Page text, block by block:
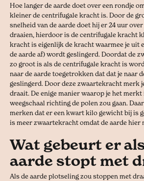
Hoe langer de aarde doet over een rondje
kleiner de centrifugale kracht is. Door de
snelheid van de aarde doet hij er 24 uur
draaien, hierdoor is de centrifugale kracht
kracht is eigenlijk de kracht waarmee je uit
de aarde af) wordt geslingerd. Doordat de
zo groot is als de centrifugale kracht is
naar de aarde toegetrokken dat dat je naar
geslingerd. Door deze zwaartekracht merk
draait. De enige manier waarop je het merkt
weegschaal richting de polen zou gaan.
merken dat er een kwart kilo gewicht bij is
is meer zwaartekracht omdat de aarde hier
Wat gebeurt er
aarde stopt met
Als de aarde plotseling zou stoppen met